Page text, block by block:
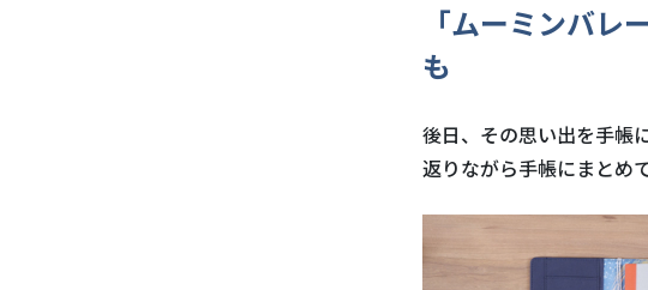
「ムーミンバ
も
後日、その思い出を手帳
返りながら手帳にまとめ